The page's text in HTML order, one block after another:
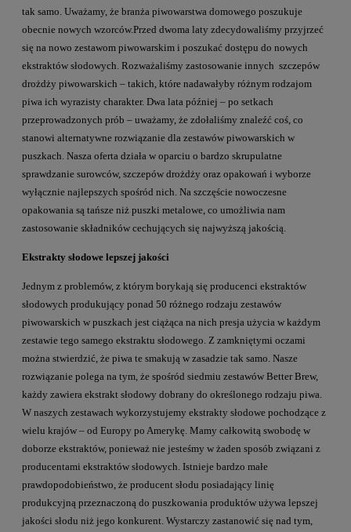
tak samo. Uważamy, że branża piwowarstwa domowego poszukuje
obecnie nowych wzorców.Przed dwoma laty zdecydowaliśmy przyjrzeć
się na nowo zestawom piwowarskim i poszukać dostępu do nowych
ekstraktów słodowych. Rozważaliśmy zastosowanie innych szczepów
drożdży piwowarskich – takich, które nadawałyby różnym rodzajom
piwa ich wyrazisty charakter. Dwa lata później – po setkach
przeprowadzonych prób – uważamy, że zdołaliśmy znaleźć coś, co
stanowi alternatywne rozwiązanie dla zestawów piwowarskich w
puszkach. Nasza oferta działa w oparciu o bardzo skrupulatne
sprawdzanie surowców, szczepów drożdży oraz opakowań i wyborze
wyłącznie najlepszych spośród nich. Na szczęście nowoczesne
opakowania są tańsze niż puszki metalowe, co umożliwia nam
zastosowanie składników cechujących się najwyższą jakością.
Ekstrakty słodowe lepszej jakości
Jednym z problemów, z którym borykają się producenci ekstraktów
słodowych produkujący ponad 50 różnego rodzaju zestawów
piwowarskich w puszkach jest ciążąca na nich presja użycia w każdym
zestawie tego samego ekstraktu słodowego. Z zamkniętymi oczami
można stwierdzić, że piwa te smakują w zasadzie tak samo. Nasze
rozwiązanie polega na tym, że spośród siedmiu zestawów Better Brew,
każdy zawiera ekstrakt słodowy dobrany do określonego rodzaju piwa.
W naszych zestawach wykorzystujemy ekstrakty słodowe pochodzące z
wielu krajów – od Europy po Amerykę. Mamy całkowitą swobodę w
doborze ekstraktów, ponieważ nie jesteśmy w żaden sposób związani z
producentami ekstraktów słodowych. Istnieje bardzo małe
prawdopodobieństwo, że producent słodu posiadający linię
produkcyjną przeznaczoną do puszkowania produktów używa lepszej
jakości słodu niż jego konkurent. Wystarczy zastanowić się nad tym,